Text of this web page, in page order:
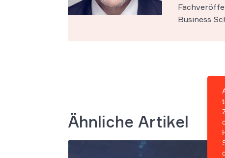
Business
Ähnliche Artikel